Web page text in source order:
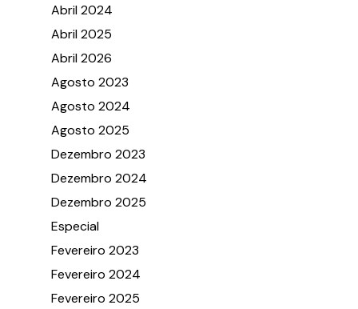
Abril 2024
Abril 2025
Abril 2026
Agosto 2023
Agosto 2024
Agosto 2025
Dezembro 2023
Dezembro 2024
Dezembro 2025
Especial
Fevereiro 2023
Fevereiro 2024
Fevereiro 2025